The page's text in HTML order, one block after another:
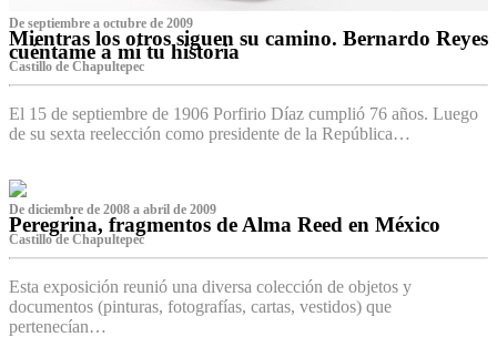
De septiembre a octubre de 2009
Mientras los otros siguen su camino. Bernardo Reyes
cuéntame a mí tu historia
Castillo de Chapultepec
El 15 de septiembre de 1906 Porfirio Díaz cumplió 76 años. Luego
de su sexta reelección como presidente de la República…
De diciembre de 2008 a abril de 2009
Peregrina, fragmentos de Alma Reed en México
Castillo de Chapultepec
Esta exposición reunió una diversa colección de objetos y
documentos (pinturas, fotografías, cartas, vestidos) que
pertenecían…